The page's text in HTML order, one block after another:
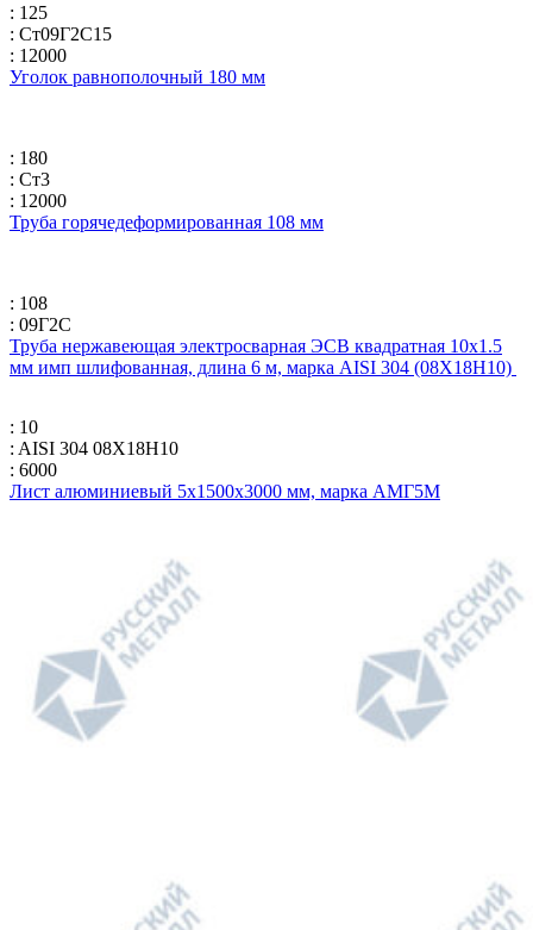
: 125
: Ст09Г2С15
: 12000
Уголок равнополочный 180 мм
: 180
: Ст3
: 12000
Труба горячедеформированная 108 мм
: 108
: 09Г2С
Труба нержавеющая электросварная ЭСВ квадратная 10х1.5
мм имп шлифованная, длина 6 м, марка AISI 304 (08Х18Н10)
: 10
: AISI 304 08Х18Н10
: 6000
Лист алюминиевый 5х1500х3000 мм, марка АМГ5М